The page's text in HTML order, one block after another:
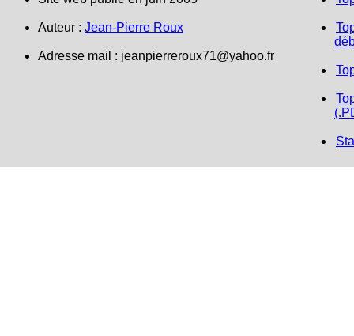
Auteur : Jean-Pierre Roux
Adresse mail : jeanpierreroux71@yahoo.fr